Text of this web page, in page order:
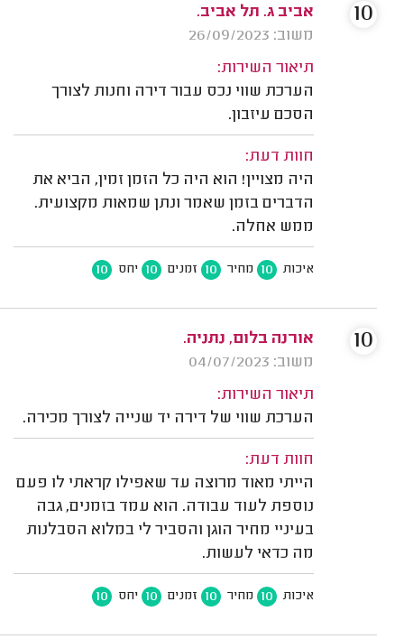
אביב ג. תל אביב.
משוב: 26/09/2023
תיאור השירות:
הערכת שווי נכס עבור דירה וחנות לצורך
הסכם עיזבון.
חוות דעת:
היה מצויין! הוא היה כל הזמן זמין, הביא את
הדברים בזמן שאמר ונתן שמאות מקצועית.
ממש אחלה.
איכות 10 מחיר 10 זמנים 10 יחס 10
10
אורנה בלום, נתניה.
משוב: 04/07/2023
תיאור השירות:
הערכת שווי של דירה יד שנייה לצורך מכירה.
חוות דעת:
הייתי מאוד מרוצה עד שאפילו קראתי לו פעם
נוספת לעוד עבודה. הוא עמד בזמנים, גבה
בעיניי מחיר הוגן והסביר לי במלוא הסבלנות
מה כדאי לעשות.
איכות 10 מחיר 10 זמנים 10 יחס 10
10